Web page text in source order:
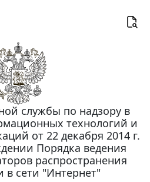
службы по надзору в
технологий и
от 22 декабря 2014 г.
Порядка ведения
распространения
сети "Интернет"